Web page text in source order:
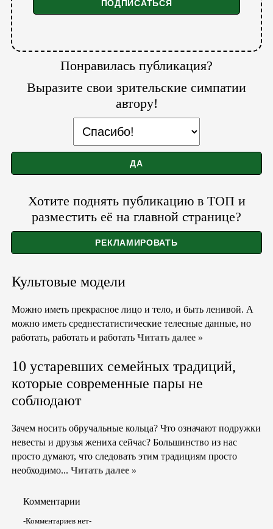
Понравилась публикация?
Выразите свои зрительские симпатии
автору!
Хотите поднять публикацию в ТОП и
разместить её на главной странице?
Культовые модели
Можно иметь прекрасное лицо и тело, и быть ленивой. А
можно иметь среднестатистические телесные данные, но
работать, работать и работать Читать далее »
10 устаревших семейных традиций,
которые современные пары не
соблюдают
Зачем носить обручальные кольца? Что означают подружки
невесты и друзья жениха сейчас? Большинство из нас
просто думают, что следовать этим традициям просто
необходимо... Читать далее »
Комментарии
-Комментариев нет-